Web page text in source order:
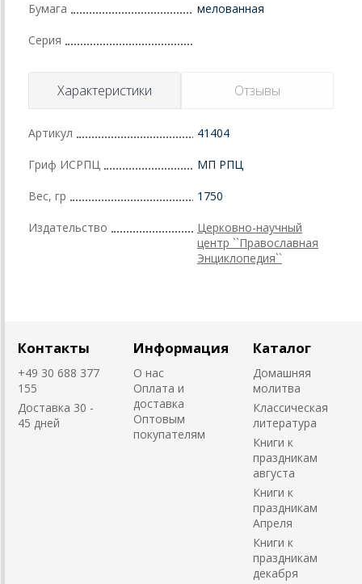
Бумага мелованная
Серия
Характеристики Отзывы
Артикул 41404
Гриф ИСРПЦ МП РПЦ
Вес, гр 1750
Издательство
Церковно-научный
центр ``Православная
Энциклопедия``
Контакты
+49 30 688 377
155
Доставка 30 -
45 дней
Информация
О нас
Оплата и
доставка
Оптовым
покупателям
Каталог
Домашняя
молитва
Классическая
литература
Книги к
праздникам
августа
Книги к
праздникам
Апреля
Книги к
праздникам
декабря